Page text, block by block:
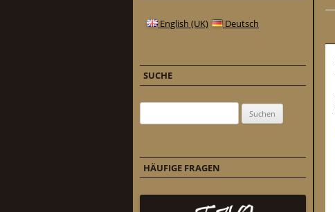
English (UK) Deutsch
SUCHE
HÄUFIGE FRAGEN